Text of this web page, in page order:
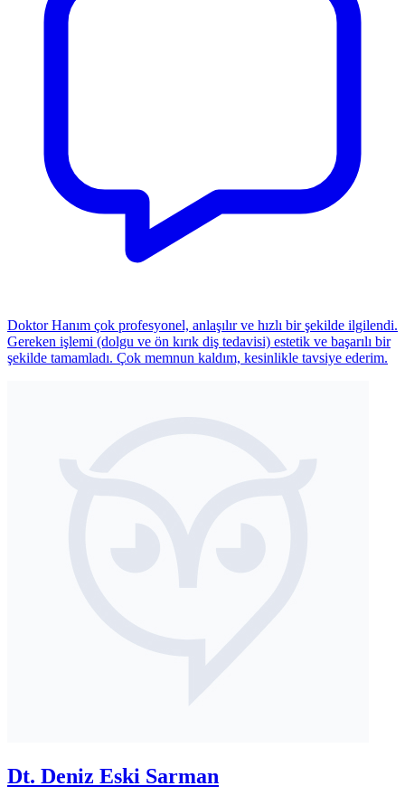
Doktor Hanım çok profesyonel, anlaşılır ve hızlı bir şekilde ilgilendi.
Gereken işlemi (dolgu ve ön kırık diş tedavisi) estetik ve başarılı bir
şekilde tamamladı. Çok memnun kaldım, kesinlikle tavsiye ederim.
Dt. Deniz Eski Sarman